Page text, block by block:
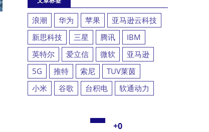
浪潮 华为 苹果
亚马逊云科技
新思科技
三星 腾讯
IBM
英特尔
爱立信 微软
亚马逊
5G
推特 索尼
TUV莱茵
小米
谷歌 台积电 软通动力
+0